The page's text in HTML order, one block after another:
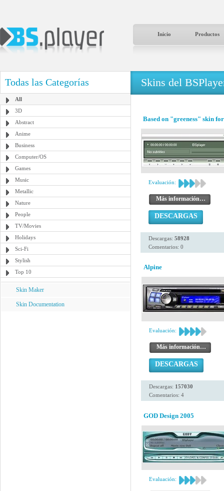
Inicio Productos
Todas las Categorías
All
3D
Abstract
Anime
Business
Computer/OS
Games
Music
Metallic
Nature
People
TV/Movies
Holidays
Sci-Fi
Stylish
Top 10
Skin Maker
Skin Documentation
Skins del
Based on "greeness" skin
Evaluación:
Más información…
DESCARGAS
Descargas: 58928
Comentarios: 0
Alpine
Evaluación:
Más información…
DESCARGAS
Descargas: 157030
Comentarios: 4
GOD Design 2005
Evaluación: